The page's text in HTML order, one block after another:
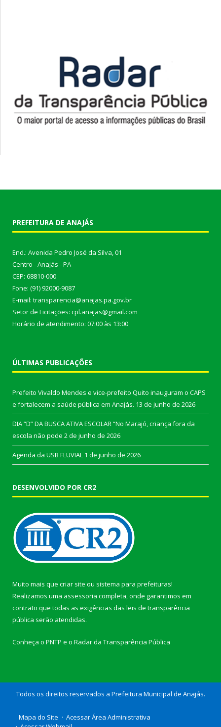
PREFEITURA DE ANAJÁS
End.: Avenida Pedro José da Silva, 01
Centro - Anajás - PA
CEP: 68810-000
Fone: (91) 92000-9087
E-mail: transparencia@anajas.pa.gov.br
Setor de Licitações: cpl.anajas@gmail.com
Horário de atendimento: 07:00 às 13:00
ÚLTIMAS PUBLICAÇÕES
Prefeito Vivaldo Mendes e vice-prefeito Quito inauguram o CAPS
e fortalecem a saúde pública em Anajás. 13 de junho de 2026
DIA “D” DA BUSCA ATIVA ESCOLAR “No Marajó, criança fora da
escola não pode 2 de junho de 2026
Agenda da USB FLUVIAL 1 de junho de 2026
DESENVOLVIDO POR CR2
Muito mais que criar site ou sistema para prefeituras!
Realizamos uma assessoria completa, onde garantimos em
contrato que todas as exigências das leis de transparência
pública serão atendidas.
Conheça o PNTP e o Radar da Transparência Pública
Todos os direitos reservados a Prefeitura Municipal de Anajás.
Mapa do Site
Acessar Área Administrativa